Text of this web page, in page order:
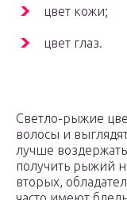
цвет кожи;
цвет глаз.
Светло-рыжие
волосы и
лучше
получить рыжий
вторых,